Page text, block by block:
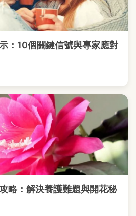
：10個關鍵信號與專家應對
略：解決養護難題與開花秘